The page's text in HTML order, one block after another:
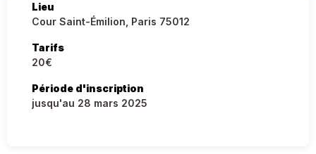
Lieu
Cour Saint-Émilion, Paris 75012
Tarifs
20€
Période d'inscription
jusqu'au 28 mars 2025